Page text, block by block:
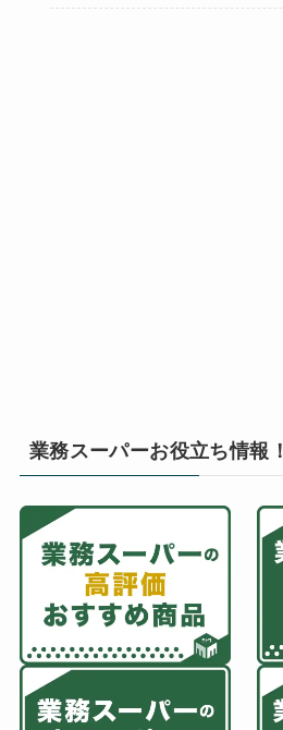
業務スーパーお役立ち情報！